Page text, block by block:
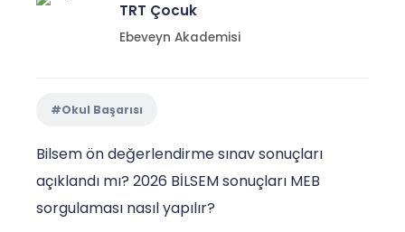
TRT Çocuk
Ebeveyn Akademisi
#Okul Başarısı
Bilsem ön değerlendirme sınav sonuçları
açıklandı mı? 2026 BİLSEM sonuçları MEB
sorgulaması nasıl yapılır?